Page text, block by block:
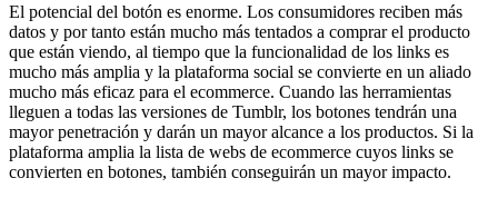
El potencial del botón es enorme. Los consumidores reciben más
datos y por tanto están mucho más tentados a comprar el producto
que están viendo, al tiempo que la funcionalidad de los links es
mucho más amplia y la plataforma social se convierte en un aliado
mucho más eficaz para el ecommerce. Cuando las herramientas
lleguen a todas las versiones de Tumblr, los botones tendrán una
mayor penetración y darán un mayor alcance a los productos. Si la
plataforma amplia la lista de webs de ecommerce cuyos links se
convierten en botones, también conseguirán un mayor impacto.